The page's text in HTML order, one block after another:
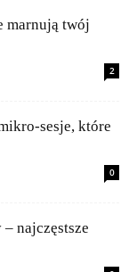
marnują twój
2
sesje, które
0
najczęstsze